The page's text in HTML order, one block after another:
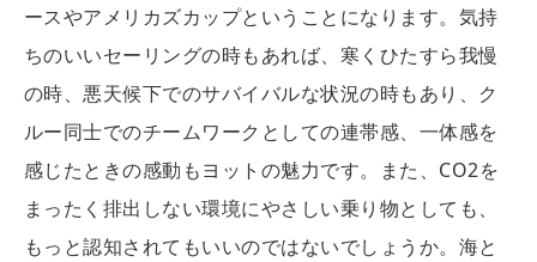
ースやアメリカズカップということになります。気持
ちのいいセーリングの時もあれば、寒くひたすら我慢
の時、悪天候下でのサバイバルな状況の時もあり、ク
ルー同士でのチームワークとしての連帯感、一体感を
感じたときの感動もヨットの魅力です。また、CO2を
まったく排出しない環境にやさしい乗り物としても、
もっと認知されてもいいのではないでしょうか。海と